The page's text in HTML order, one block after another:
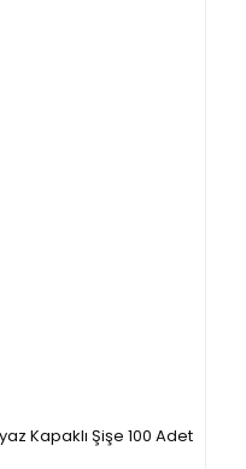
Kapaklı Şişe 100 Adet